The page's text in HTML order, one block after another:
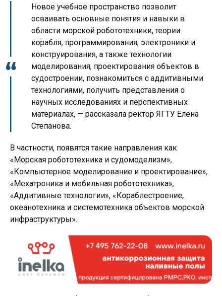
Новое учебное пространство позволит
осваивать основные понятия и навыки в
области морской робототехники, теории
корабля, программирования, электроники и
конструирования, а также технологии
моделирования, проектирования объектов в
судостроении, познакомиться с аддитивными
технологиями, получить представления о
научных исследованиях и перспективных
материалах, — рассказала ректор ЯГТУ Елена
Степанова.
В частности, появятся такие направления как
«Морская робототехника и судомоделизм»,
«Компьютерное моделирование и проектирование»,
«Мехатроника и мобильная робототехника»,
«Аддитивные технологии», «Кораблестроение,
океанотехника и системотехника объектов морской
инфраструктуры».